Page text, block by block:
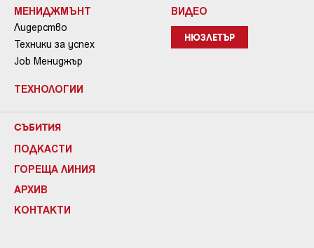
МЕНИДЖМЪНТ
Лидерство
Техники за успех
Job Мениджър
ТЕХНОЛОГИИ
ВИДЕО
НЮЗЛЕТЪР
СЪБИТИЯ
ПОДКАСТИ
ГОРЕЩА ЛИНИЯ
АРХИВ
КОНТАКТИ